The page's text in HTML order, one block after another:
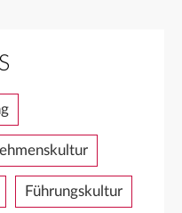
Führungskultur